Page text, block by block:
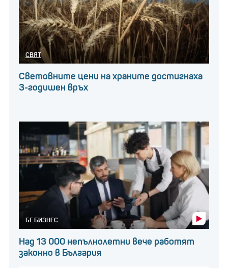
СВЯТ
Световните цени на храните достигнаха
3-годишен връх
БГ БИЗНЕС
Над 13 000 непълнолетни вече работят
законно в България